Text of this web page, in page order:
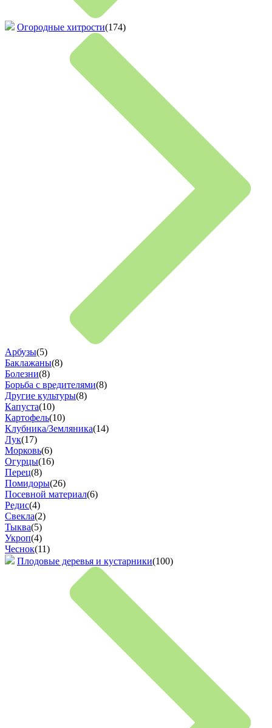
Огородные хитрости(174)
Арбузы(5)
Баклажаны(8)
Болезни(8)
Борьба с вредителями(8)
Другие культуры(8)
Капуста(10)
Картофель(10)
Клубника/Земляника(14)
Лук(17)
Морковь(6)
Огурцы(16)
Перец(8)
Помидоры(26)
Посевной материал(6)
Редис(4)
Свекла(2)
Тыква(5)
Укроп(4)
Чеснок(11)
Плодовые деревья и кустарники(100)